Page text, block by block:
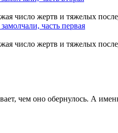
число жертв и тяжелых
число жертв и тяжелых
чем оно обернулось. А